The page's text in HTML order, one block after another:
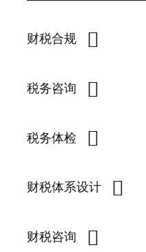
财税合规
税务咨询
税务体检
财税体系设计
财税咨询